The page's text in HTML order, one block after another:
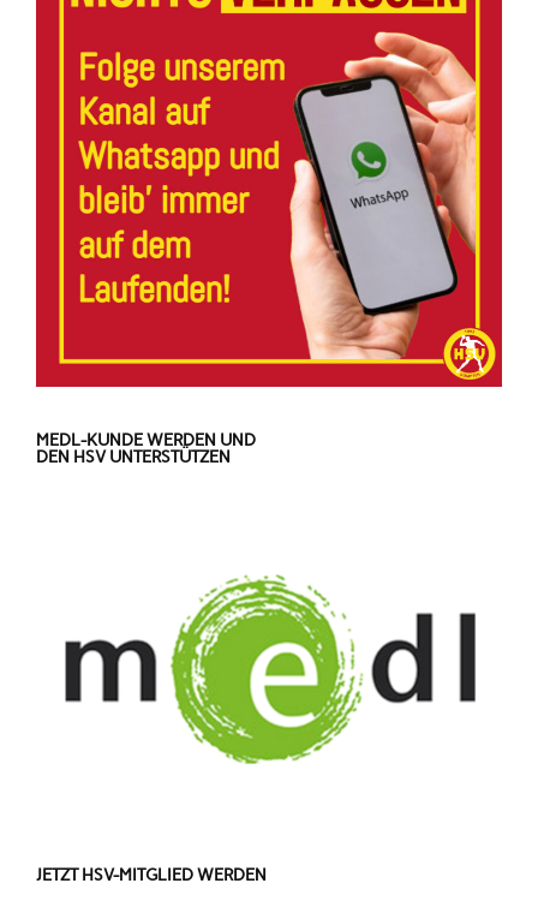
MEDL-KUNDE WERDEN UND
DEN HSV UNTERSTÜTZEN
JETZT HSV-MITGLIED WERDEN